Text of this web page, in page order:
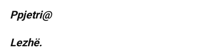
Ppjetri@
Lezhë.